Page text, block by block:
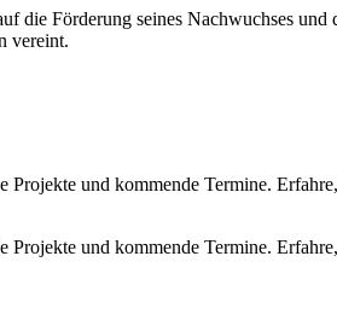
die Förderung seines Nachwuchses und
vereint.
und kommende Termine.
und kommende Termine.